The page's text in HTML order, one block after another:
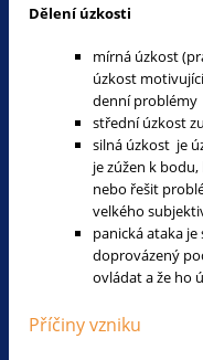
Dělení úzkosti
mírná úzkost
úzkost
denní problémy
střední úzkost
silná úzkost je
je zúžen k
nebo řešit
velkého
panická ataka
doprovázený
ovládat a že ho
Příčiny vzniku